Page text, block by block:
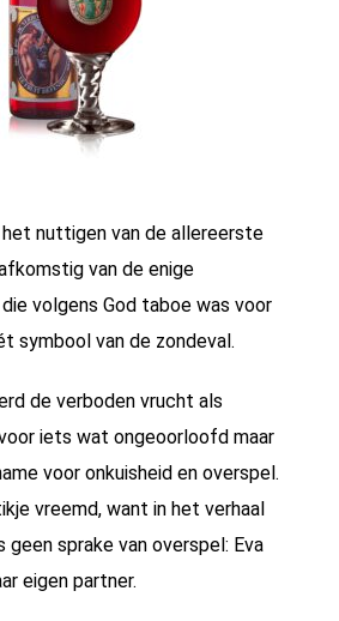
het nuttigen van de allereerste
van de enige
volgens God taboe was voor
symbool van de zondeval.
de verboden vrucht als
iets wat ongeoorloofd maar
voor onkuisheid en overspel.
vreemd, want in het verhaal
geen sprake van overspel: Eva
eigen partner.